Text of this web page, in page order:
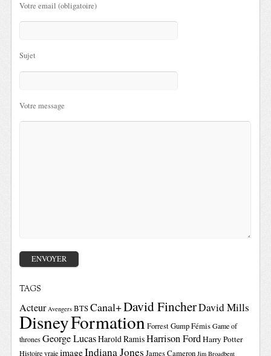
Votre email (obligatoire)
Sujet
Votre message
TAGS
Acteur Avengers BTSCanal+David FincherDavid Mills
DisneyFormationForrest GumpFémis Game of
thrones George LucasHarold RamisHarrison FordHarry Potter
Histoire vraie imageIndiana Jones James Cameron Jim Broadbent